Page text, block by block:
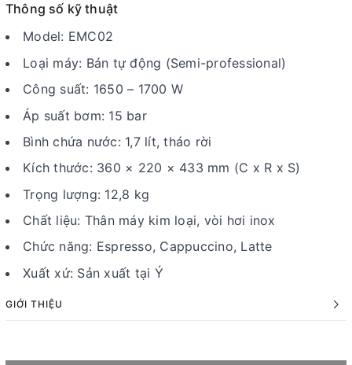
Thông số kỹ thuật
Model: EMC02
Loại máy: Bán tự động (Semi-professional)
Công suất: 1650 – 1700 W
Áp suất bơm: 15 bar
Bình chứa nước: 1,7 lít, tháo rời
Kích thước: 360 × 220 × 433 mm (C x R x S)
Trọng lượng: 12,8 kg
Chất liệu: Thân máy kim loại, vòi hơi inox
Chức năng: Espresso, Cappuccino, Latte
Xuất xứ: Sản xuất tại Ý
GIỚI THIỆU